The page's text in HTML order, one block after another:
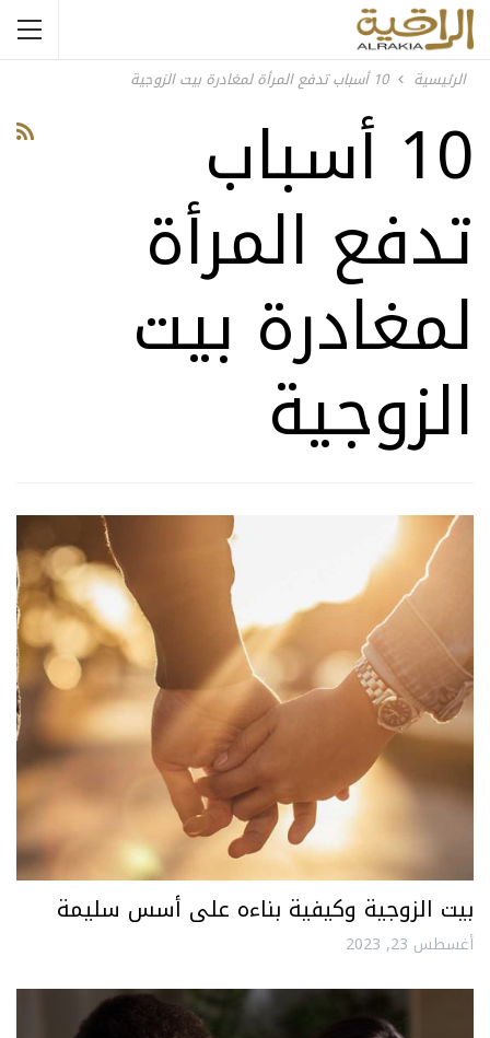
الرئيسية 10 أسباب تدفع المرأة لمغادرة بيت الزوجية
10 أسباب
تدفع المرأة
لمغادرة بيت
الزوجية
بيت الزوجية وكيفية بناءه على أسس سليمة
أغسطس 23, 2023